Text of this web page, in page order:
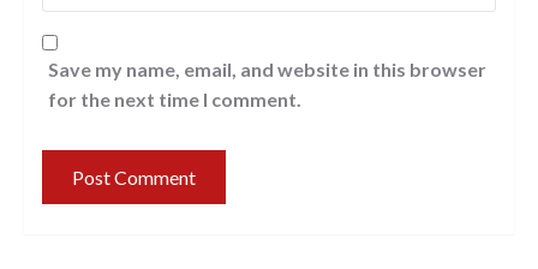
Save my name, email, and website in this browser
for the next time I comment.